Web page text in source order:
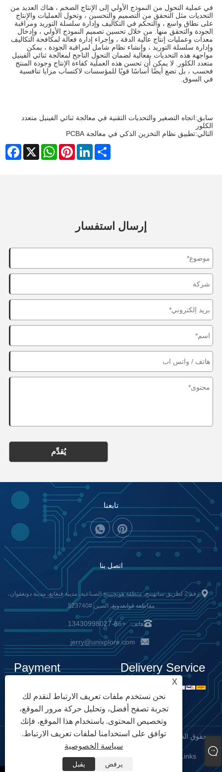
في عملية التحول من النموذج الأولي إلى الإنتاج الضخم ، هناك العديد من
التحديات مثل التحقق من التصميم والتحسين ، وتحول العمليات والإنتاج
على نطاق واسع ، والتحكم في التكاليف وإدارة سلسلة التوريد ومراقبة
الجودة والتحقق منها. من خلال تحسين تصميم النموذج الأولي ، وإدخال
معدات وعمليات إنتاج عالية الدقة ، وإجراء إدارة فعالة لمكافحة التكاليف
وإدارة سلسلة التوريد ، وإنشاء نظام شامل لمراقبة الجودة ، يمكن
مواجهة هذه التحديات بفعالية لضمان التحول الناجح لمعالجة ثنائي الفينيل
متعدد الكلور. لا يمكن أن تحسن هذه العملية كفاءة الإنتاج وجودة المنتج
فحسب ، بل تضع أيضًا أساسًا قويًا للمؤسسات لاكتساب مزايا تنافسية
في السوق.
سابق:اتجاه التصغير والتحديات التقنية في معالجة ثنائي الفينيل متعدد
الكلور
التالي:تطبيق نظام التخزين الذكي في معالجة PCBA
X
WhatsAppPinterestLinkedInShare
إرسال استفسار
يُقدِّم
تابعنا
اتصل بنا
:رقم 2 لطريق سانهينج، منطقة هونجيينج الصناعية، مدينة فنغانغ، مدينة دونغقوان،
مقاطعة قوانغدونغ، الصين #523740
هاتف: +86-13430998027
:
jerry@unixplore.com
Delivery Service
Payment
Options
حقوق الطبع والنشر © 2023 Unixplore Electronics Co., Ltd. جميع
الحقوق محفوظة
Links
XML
| سياسة الخصوصية
X
نحن نستخدم ملفات تعريف الارتباط لنقدم لك
تجربة تصفح أفضل، وتحليل حركة مرور الموقع،
وتخصيص المحتوى. باستخدام هذا الموقع، فإنك
توافق على استخدامنا لملفات تعريف الارتباط.
سياسة الخصوصية
يرفض يقبل